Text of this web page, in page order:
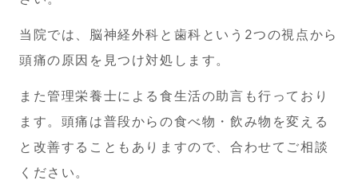
当院では、脳神経外科と歯科という2つの視点から
頭痛の原因を見つけ対処します。
また管理栄養士による食生活の助言も行っており
ます。頭痛は普段からの食べ物・飲み物を変える
と改善することもありますので、合わせてご相談
ください。